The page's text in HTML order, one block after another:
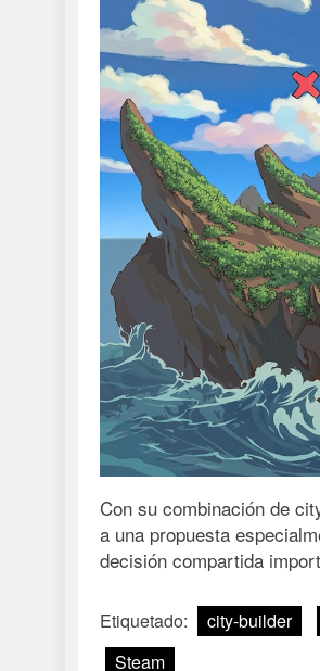
Con su combinación de
a una propuesta
decisión compartida
Etiquetado: city-builder
Steam